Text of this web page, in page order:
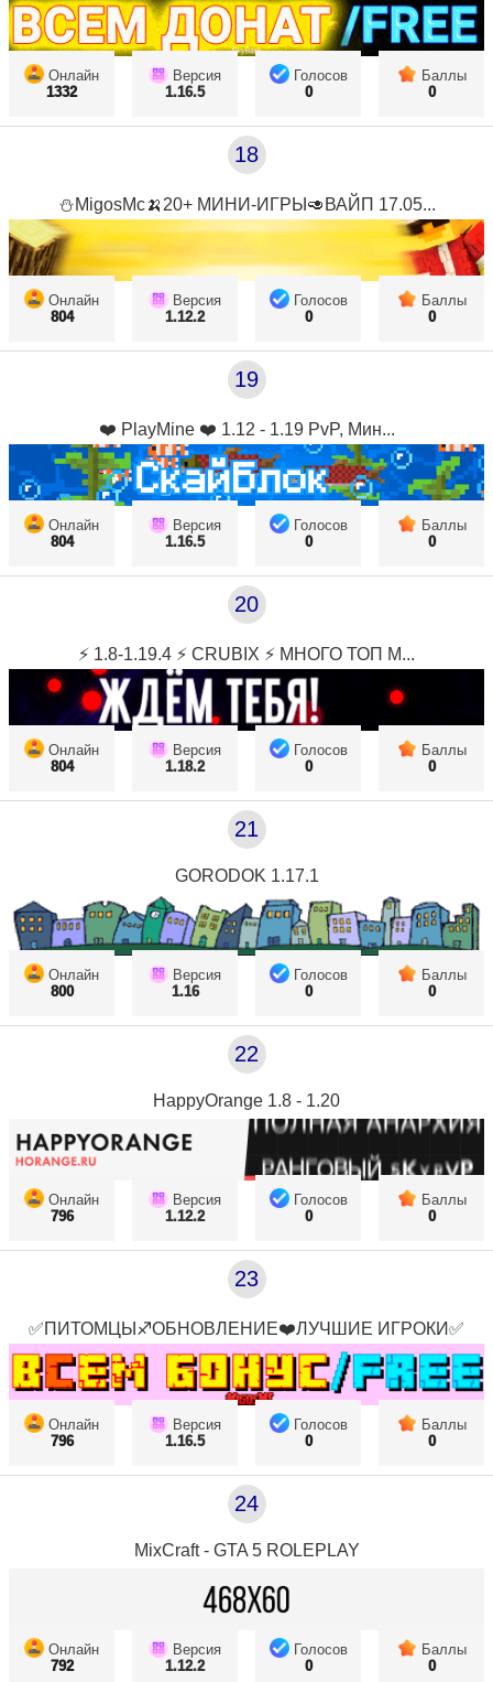
Онлайн
1332
Версия
1.16.5
Голосов
0
Баллы
0
18
⛄MigosMc🍌20+ МИНИ-ИГРЫ🥑ВАЙП 17.05...
Онлайн
804
Версия
1.12.2
Голосов
0
Баллы
0
19
❤️ PlayMine ❤️ 1.12 - 1.19 PvP, Мин...
Онлайн
804
Версия
1.16.5
Голосов
0
Баллы
0
20
⚡ 1.8-1.19.4 ⚡ CRUBIX ⚡ МНОГО ТОП М...
Онлайн
804
Версия
1.18.2
Голосов
0
Баллы
0
21
GORODOK 1.17.1
Онлайн
800
Версия
1.16
Голосов
0
Баллы
0
22
HappyOrange 1.8 - 1.20
Онлайн
796
Версия
1.12.2
Голосов
0
Баллы
0
23
✅ПИТОМЦЫ♐ОБНОВЛЕНИЕ❤️ЛУЧШИЕ ИГРОКИ✅
Онлайн
796
Версия
1.16.5
Голосов
0
Баллы
0
24
MixCraft - GTA 5 ROLEPLAY
Онлайн
792
Версия
1.12.2
Голосов
0
Баллы
0